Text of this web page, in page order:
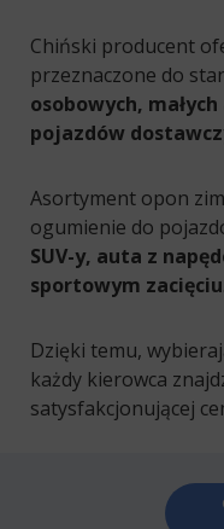
Chiński producent
przeznaczone do
osobowych,
pojazdów
Asortyment opon
ogumienie do
SUV-y, auta z
sportowym zacięciu
Dzięki temu,
każdy kierowca
satysfakcjonującej